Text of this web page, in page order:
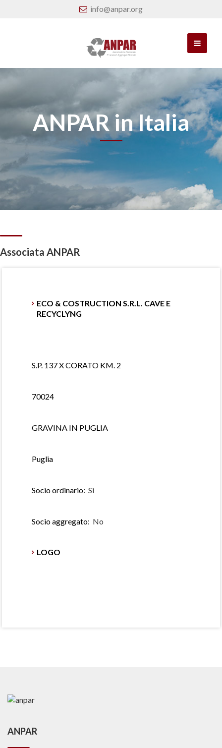
info@anpar.org
ANPAR in Italia
Associata ANPAR
ECO & COSTRUCTION S.R.L. CAVE E
RECYCLYNG
S.P. 137 X CORATO KM. 2
70024
GRAVINA IN PUGLIA
Puglia
Socio ordinario: Si
Socio aggregato: No
LOGO
ANPAR